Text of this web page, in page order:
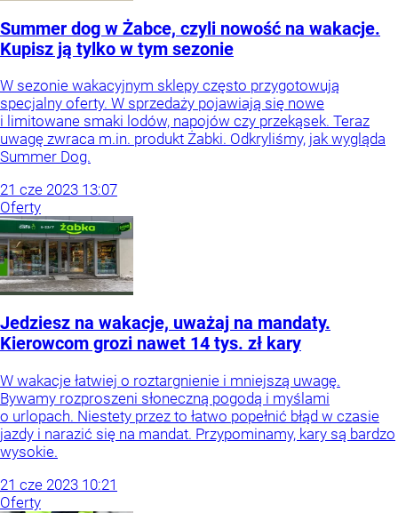
Summer dog w Żabce, czyli nowość na wakacje.
Kupisz ją tylko w tym sezonie
W sezonie wakacyjnym sklepy często przygotowują
specjalny oferty. W sprzedaży pojawiają się nowe
i limitowane smaki lodów, napojów czy przekąsek. Teraz
uwagę zwraca m.in. produkt Żabki. Odkryliśmy, jak wygląda
Summer Dog.
21 cze 2023 13:07
Oferty
Jedziesz na wakacje, uważaj na mandaty.
Kierowcom grozi nawet 14 tys. zł kary
W wakacje łatwiej o roztargnienie i mniejszą uwagę.
Bywamy rozproszeni słoneczną pogodą i myślami
o urlopach. Niestety przez to łatwo popełnić błąd w czasie
jazdy i narazić się na mandat. Przypominamy, kary są bardzo
wysokie.
21 cze 2023 10:21
Oferty